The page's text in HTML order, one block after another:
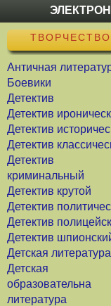
ТВОРЧЕСТВО
Античная
Боевики
Детектив
Детектив
Детектив
Детектив
Детектив
криминальный
Детектив крутой
Детектив
Детектив
Детектив
Детская литература
Детская
образовательна
литература